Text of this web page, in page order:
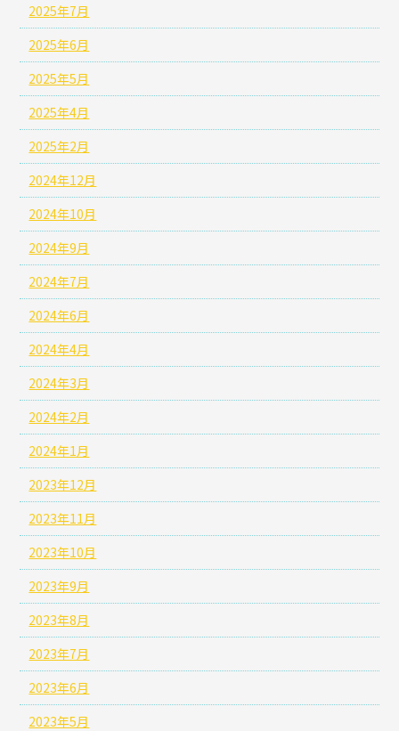
2025年7月
2025年6月
2025年5月
2025年4月
2025年2月
2024年12月
2024年10月
2024年9月
2024年7月
2024年6月
2024年4月
2024年3月
2024年2月
2024年1月
2023年12月
2023年11月
2023年10月
2023年9月
2023年8月
2023年7月
2023年6月
2023年5月